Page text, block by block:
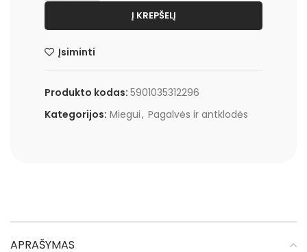
Į KREPŠELĮ
Įsiminti
Produkto kodas: 5901035312296
Kategorijos: Miegui, Pagalvės ir antklodės
APRAŠYMAS